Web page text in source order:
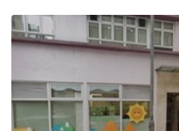
Boutique / Shop
Conference Room
Creative Space
Event Space